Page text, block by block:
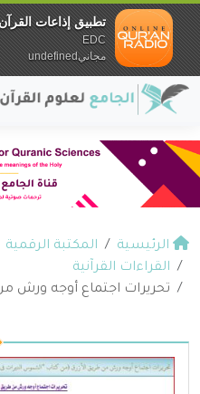
الرئيسية المكتبة الرقمية
القراءات القرآنية
تحريرات اجتماع أوجه ورش
تطبيق إذاعات
EDC
مجانيundefined